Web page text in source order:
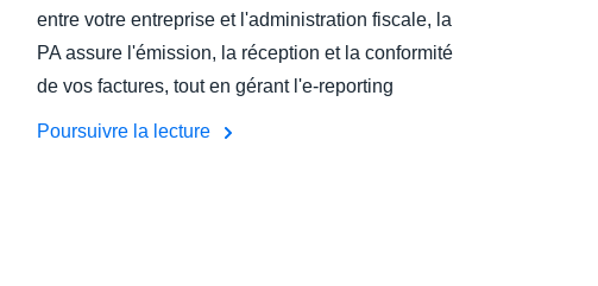
entre votre entreprise et l'administration fiscale, la
PA assure l'émission, la réception et la conformité
de vos factures, tout en gérant l'e-reporting
Poursuivre la lecture